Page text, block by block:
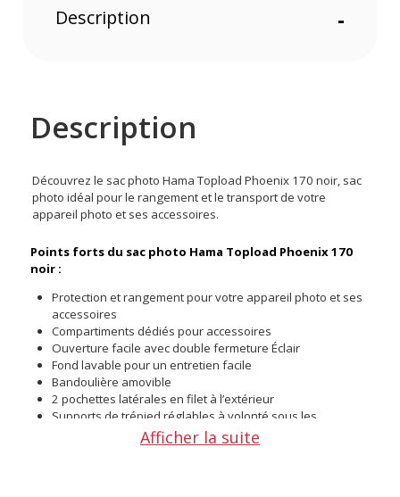
Description -
Description
Découvrez le sac photo Hama Topload Phoenix 170 noir, sac
photo idéal pour le rangement et le transport de votre
appareil photo et ses accessoires.
Points forts du sac photo Hama Topload Phoenix 170
noir :
Protection et rangement pour votre appareil photo et ses
accessoires
Compartiments dédiés pour accessoires
Ouverture facile avec double fermeture Éclair
Fond lavable pour un entretien facile
Bandoulière amovible
2 pochettes latérales en filet à l’extérieur
Supports de trépied réglables à volonté sous les
pochettes latérales en filet
7 séparateurs intérieurs mobiles
Afficher la suite